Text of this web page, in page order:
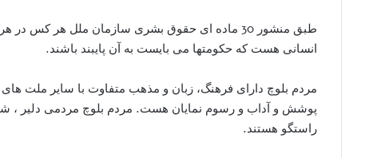
طبق منشور 30 ماده ای حقوق بشری سازمان ملل هر
انسانی هست که حکومتها می بایست به آن پایبند باشند.
مردم بلوچ دارای فرهنگ، زبان و مذهب متفاوت با سایر ملت
پوشش و آداب و رسوم نمایان هست. مردم بلوچ مردمی دلیر ،
راستگو هستند.